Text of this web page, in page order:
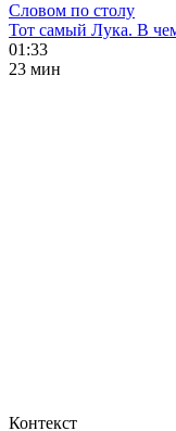
Словом по столу
Тот самый Лука. В
01:33
23 мин
Контекст